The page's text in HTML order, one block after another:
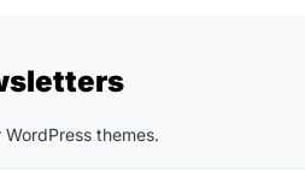
themes.